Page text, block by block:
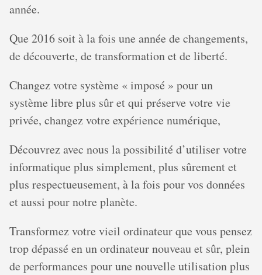
année.
Que 2016 soit à la fois une année de changements,
de découverte, de transformation et de liberté.
Changez votre système « imposé » pour un
système libre plus sûr et qui préserve votre vie
privée, changez votre expérience numérique,
Découvrez avec nous la possibilité d’utiliser votre
informatique plus simplement, plus sûrement et
plus respectueusement, à la fois pour vos données
et aussi pour notre planète.
Transformez votre vieil ordinateur que vous pensez
trop dépassé en un ordinateur nouveau et sûr, plein
de performances pour une nouvelle utilisation plus